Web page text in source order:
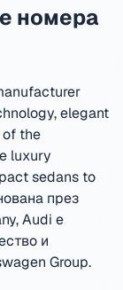
номера
elegant
of the
luxury
sedans to
през
,Audi е
и
Group.